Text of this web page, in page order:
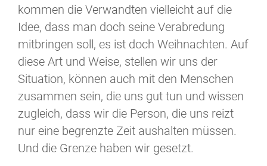
kommen die Verwandten vielleicht auf die
Idee, dass man doch seine Verabredung
mitbringen soll, es ist doch Weihnachten. Auf
diese Art und Weise, stellen wir uns der
Situation, können auch mit den Menschen
zusammen sein, die uns gut tun und wissen
zugleich, dass wir die Person, die uns reizt
nur eine begrenzte Zeit aushalten müssen.
Und die Grenze haben wir gesetzt.